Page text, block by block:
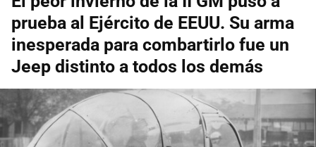
prueba al Ejército de EEUU. Su arma
inesperada para combartirlo fue un
Jeep distinto a todos los demás